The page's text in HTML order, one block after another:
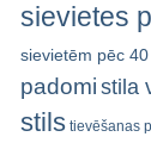
sievietes
sievietēm pēc 40
padomistila
stils tievēšanas